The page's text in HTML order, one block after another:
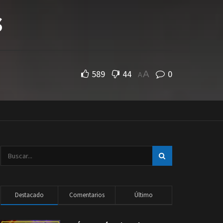
589 44 A A 0
Destacado Comentarios Último